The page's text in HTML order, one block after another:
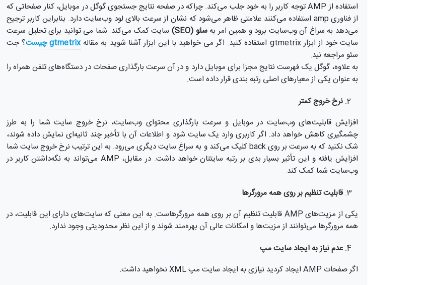
استفاده از AMP توجه کاربر را به خود جلب می‌کند. چراکه در صفحه نتایج جستجوی گوگل در موبایل، کنار صفحاتی که
از فناوری amp استفاده می‌کنند علامتی ظاهر می‌شود که نشان از سرعت بالای لود وب‌سایت دارد. بنابراین کاربر ترجیح
می‌دهد به سراغ آن وب‌سایت برود و همین امر بهسئو (SEO)
سایت کمک می‌کند. شما می توانید برای تحلیل سرعت
سایت خود از ابزار gtmetrix استفاده کنید. اگر می خواهید با این ابزار آشنا شوید به مقاله
gtmetrix چیست
؟ جت
سئو مراجعه نید.
به علاوه، گوگل یک فهرست نتایج مجزا برای موبایل دارد و در آن سرعت بارگذاری صفحات در دستگاه‌های تلفن همراه را
به عنوان یکی از معیارهای اصلی رتبه بندی قرار داده است.
نرخ خروج کمتر
افزایش قابلیت‌های وب‌سایت در موبایل و سرعت بارگذاری محتوای وب‌سایت، نرخ خروج سایت شما را به طرز
چشمگیری کاهش خواهد داد. اگر کاربری وارد یک سایت شود و اطلاعات آن با تأخیر چند ثانیه‌ای نمایش داده شوند،
شک نکنید که به سرعت بر روی back کلیک می‌کند و به سراغ سایت دیگری می‌رود. به این ترتیب نرخ خروج سایت شما
افزایش یافته و این تأثیر بسیار بدی بر رتبه سایتتان خواهد داشت. در مقابل، AMP می‌تواند به نگه‌داشتن کاربر در
وب‌سایت شما کمک کند.
قابلیت تنظیم بر روی همه مرورگرها
یکی از مزیت‌های AMP قابلیت تنظیم آن بر روی همه مرورگرهاست. به این معنی که سایت‌های دارای این قابلیت، در
همه مرورگرها می‌توانند از مزیت‌ها و امکانات عالی آن بهره‌مند شوند و از این نظر محدودیتی وجود ندارد.
عدم نیاز به ایجاد سایت مپ
اگر صفحات AMP ایجاد کردید نیازی به ایجاد سایت مپ XML نخواهید داشت.